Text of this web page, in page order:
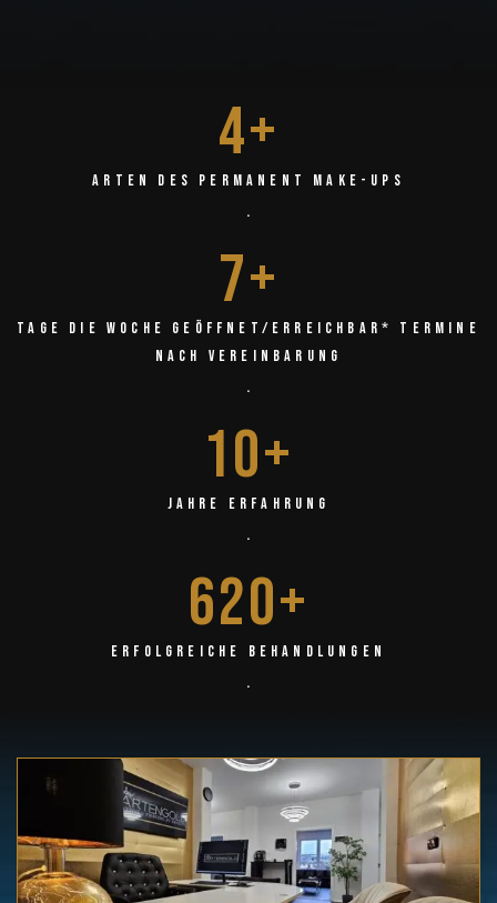
4+
Arten des Permanent Make-ups
.
7+
Tage die Woche geöffnet/erreichbar* Termine
nach Vereinbarung
.
10+
Jahre Erfahrung
.
620+
Erfolgreiche Behandlungen
.